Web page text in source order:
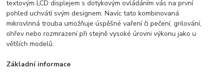
textovým LCD displejem s dotykovým ovládáním vás na první
pohled uchvátí svým designem. Navíc tato kombinovaná
mikrovlnná trouba umožňuje úspěšné vaření či pečení, grilování,
ohřev nebo rozmrazení při stejně vysoké úrovni výkonu jako u
větších modelů.
Základní informace